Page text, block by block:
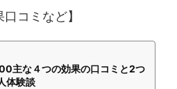
コミなど】
主な４つの効果の口コミと2つ
体験談